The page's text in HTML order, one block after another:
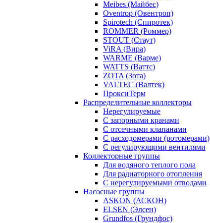
Meibes (Майбес)
Oventrop (Овентроп)
Spirotech (Спиротек)
ROMMER (Роммер)
STOUT (Стаут)
ViRA (Вира)
WARME (Варме)
WATTS (Ваттс)
ZOTA (Зота)
VALTEC (Валтек)
ПроксиТерм
Распределительные коллекторы
Нерегулируемые
С запорными кранами
С отсечными клапанами
С расходомерами (ротомерами)
С регулирующими вентилями
Коллекторные группы
Для водяного теплого пола
Для радиаторного отопления
С нерегулируемыми отводами
Насосные группы
ASKON (АСКОН)
ELSEN (Элсен)
Grundfos (Грундфос)